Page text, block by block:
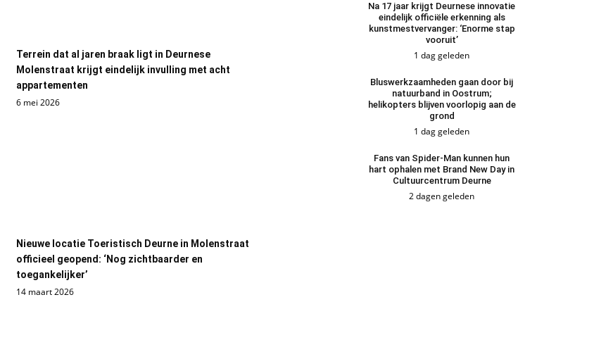
Terrein dat al jaren braak ligt in Deurnese
Molenstraat krijgt eindelijk invulling met acht
appartementen
6 mei 2026
Nieuwe locatie Toeristisch Deurne in Molenstraat
officieel geopend: ‘Nog zichtbaarder en
toegankelijker’
14 maart 2026
Na 17 jaar krijgt Deurnese innovatie
eindelijk officiële erkenning als
kunstmestvervanger: ‘Enorme stap
vooruit’
1 dag geleden
Bluswerkzaamheden gaan door bij
natuurband in Oostrum;
helikopters blijven voorlopig aan de
grond
1 dag geleden
Fans van Spider-Man kunnen hun
hart ophalen met Brand New Day in
Cultuurcentrum Deurne
2 dagen geleden